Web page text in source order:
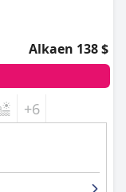
Alkaen 138 $
+6